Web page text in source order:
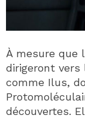
À mesure que
dirigeront vers
comme Ilus,
découvertes.